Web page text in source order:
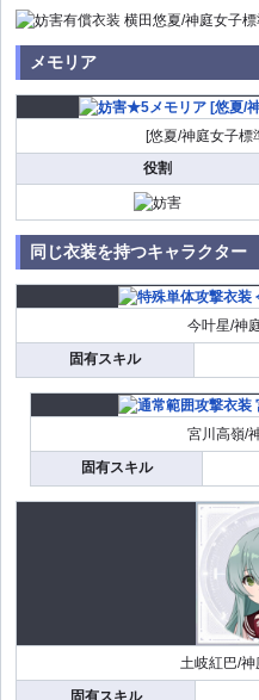
メモリア
[悠夏/神庭女子標
役割
同じ衣装を持つキャラクター
今叶星/神
固有スキル
宮川高嶺/
固有スキル
土岐紅巴/
固有スキル